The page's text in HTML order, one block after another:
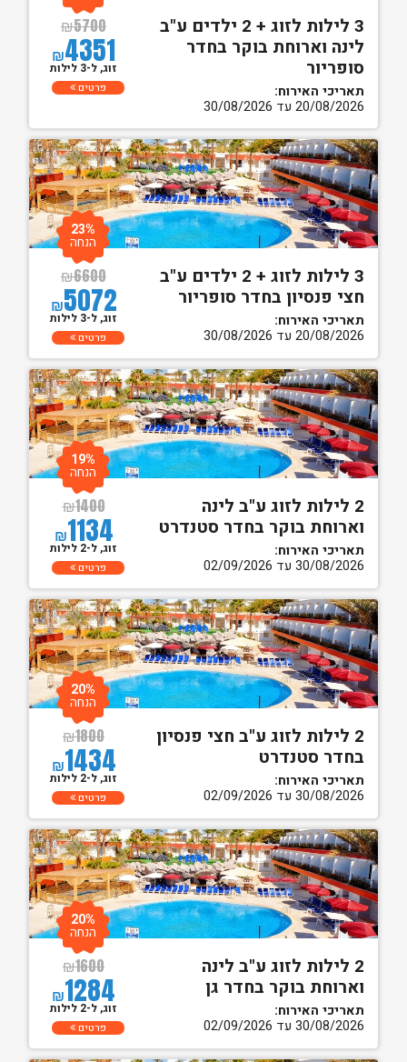
3 לילות לזוג + 2 ילדים ע"ב
לינה וארוחת בוקר בחדר
סופריור
תאריכי האירוח:
20/08/2026 עד 30/08/2026
₪5700
₪4351
זוג, ל-3 לילות
פרטים
3 לילות לזוג + 2 ילדים ע"ב
חצי פנסיון בחדר סופריור
תאריכי האירוח:
20/08/2026 עד 30/08/2026
₪6600
₪5072
23%
הנחה
זוג, ל-3 לילות
פרטים
2 לילות לזוג ע"ב לינה
וארוחת בוקר בחדר סטנדרט
תאריכי האירוח:
30/08/2026 עד 02/09/2026
₪1400
₪1134
19%
הנחה
זוג, ל-2 לילות
פרטים
2 לילות לזוג ע"ב חצי פנסיון
בחדר סטנדרט
תאריכי האירוח:
30/08/2026 עד 02/09/2026
₪1800
₪1434
20%
הנחה
זוג, ל-2 לילות
פרטים
2 לילות לזוג ע"ב לינה
וארוחת בוקר בחדר גן
תאריכי האירוח:
30/08/2026 עד 02/09/2026
₪1600
₪1284
20%
הנחה
זוג, ל-2 לילות
פרטים